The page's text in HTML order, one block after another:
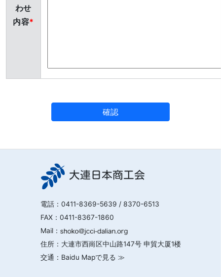
わせ
内容
大連日本商工会
電話： 0411-8369-5639 / 8370-6513
FAX：0411-8367-1860
Mail：
住所：大連市西崗区中山路147号 申貿大厦1楼
交通： Baidu Mapで見る ≫